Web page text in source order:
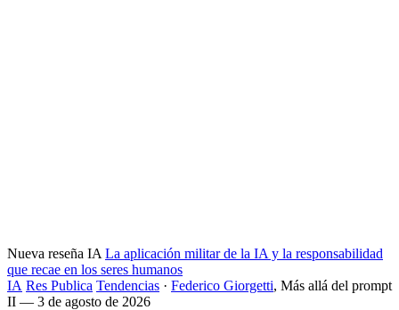
Nueva reseña IA La aplicación militar de la IA y la responsabilidad
que recae en los seres humanos
IA Res Publica Tendencias · Federico Giorgetti, Más allá del prompt
II — 3 de agosto de 2026